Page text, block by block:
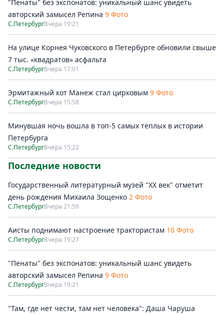
"Пенаты" без экспонатов: уникальный шанс увидеть
авторский замысел Репина 9 Фото
С.ПетербургВчера 19:21
На улице Корнея Чуковского в Петербурге обновили свыше
7 тыс. «квадратов» асфальта
С.ПетербургВчера 17:01
Эрмитажный кот Манеж стал цирковым 9 Фото
С.ПетербургВчера 15:58
Минувшая ночь вошла в топ-5 самых тёплых в истории
Петербурга
С.ПетербургВчера 15:22
Последние новости
Государственный литературный музей "ХХ век" отметит
день рождения Михаила Зощенко 2 Фото
С.ПетербургВчера 21:59
Аисты поднимают настроение трактористам 10 Фото
С.ПетербургВчера 19:27
"Пенаты" без экспонатов: уникальный шанс увидеть
авторский замысел Репина 9 Фото
С.ПетербургВчера 19:21
"Там, где нет чести, там нет человека": Даша Чаруша